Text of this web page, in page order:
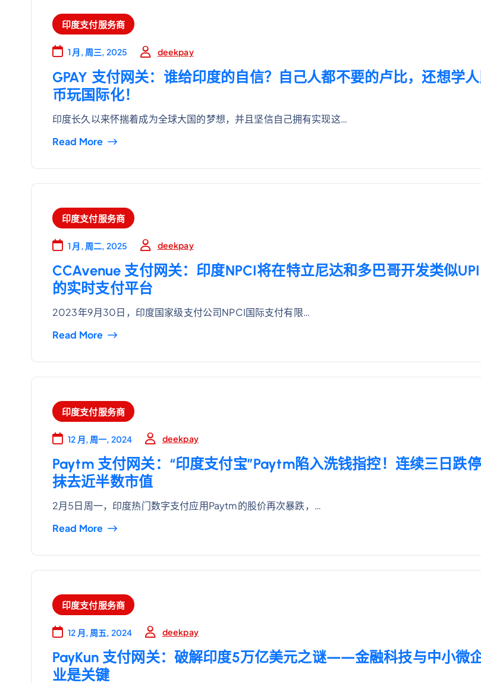
印度支付服务商
1 月, 周三, 2025 deekpay
GPAY 支付网关：谁给印度的自信？自己人都不要的卢比，还想学
币玩国际化！
印度长久以来怀揣着成为全球大国的梦想，并且坚信自己拥有实现这…
Read More
印度支付服务商
1 月, 周二, 2025 deekpay
CCAvenue 支付网关：印度NPCI将在特立尼达和多巴哥开发类似UPI
的实时支付平台
2023年9月30日，印度国家级支付公司NPCI国际支付有限…
Read More
印度支付服务商
12 月, 周一, 2024 deekpay
Paytm 支付网关：“印度支付宝”Paytm陷入洗钱指控！连续三日跌停
抹去近半数市值
2月5日周一，印度热门数字支付应用Paytm的股价再次暴跌，…
Read More
印度支付服务商
12 月, 周五, 2024 deekpay
PayKun 支付网关：破解印度5万亿美元之谜——金融科技与中小微
业是关键